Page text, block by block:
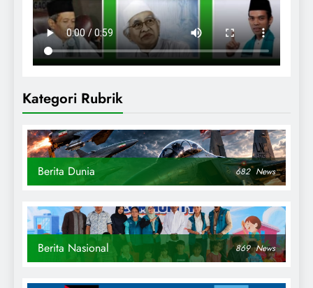
Kategori Rubrik
Berita Dunia 682 News
Berita Nasional 869 News